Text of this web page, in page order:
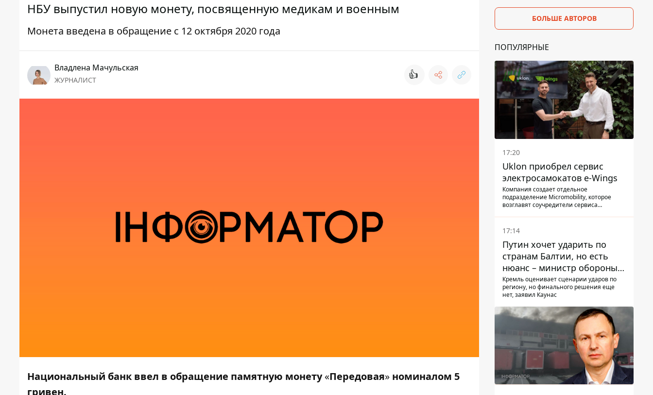
НБУ выпустил новую монету, посвященную медикам и военным
Монета введена в обращение с 12 октября 2020 года
Владлена Мачульская
ЖУРНАЛИСТ 👍
Национальный банк ввел в обращение памятную монету«Передовая» номиналом 5
гривен.
БОЛЬШЕ АВТОРОВ
ПОПУЛЯРНЫЕ
17:20
Uklon приобрел сервис
электросамокатов e-Wings
Компания создает отдельное
подразделение Micromobility, которое
возглавят соучредители сервиса
17:14
Путин хочет ударить по
странам Балтии, но есть
нюанс – министр обороны
Литвы сделал заявление
Кремль оценивает сценарии ударов по
региону, но финального решения еще
нет, заявил Каунас